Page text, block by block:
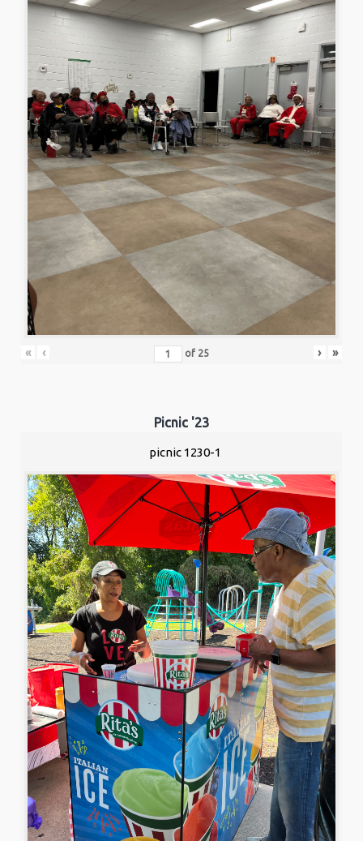
« ‹ of 25 › »
Picnic '23
picnic 1230-1